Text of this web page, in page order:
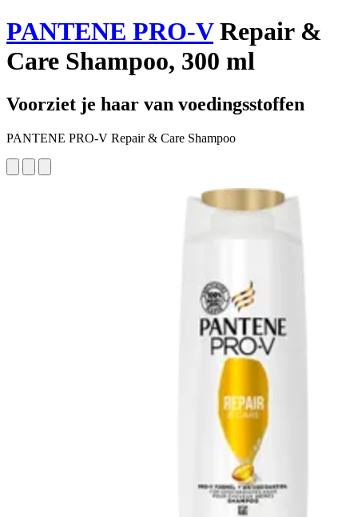
PANTENE PRO-VRepair &
Care Shampoo, 300 ml
Voorziet je haar van voedingsstoffen
PANTENE PRO-V Repair & Care Shampoo